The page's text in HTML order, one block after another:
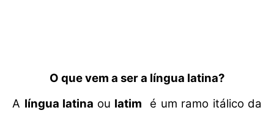
O que vem a ser a língua latina?
A língua latina ou latim é um ramo itálico da